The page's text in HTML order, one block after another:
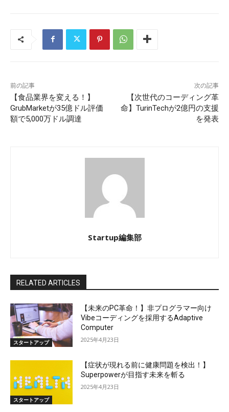
前の記事
【食品業界を変える！】
GrubMarketが35億ドル評価
額で5,000万ドル調達
次の記事
【次世代のコーディング革
命】TurinTechが2億円の支援
を発表
Startup編集部
RELATED ARTICLES
スタートアップ
【未来のPC革命！】非プログラマー向け
Vibeコーディングを採用するAdaptive
Computer
2025年4月23日
スタートアップ
【症状が現れる前に健康問題を検出！】
Superpowerが目指す未来を斬る
2025年4月23日